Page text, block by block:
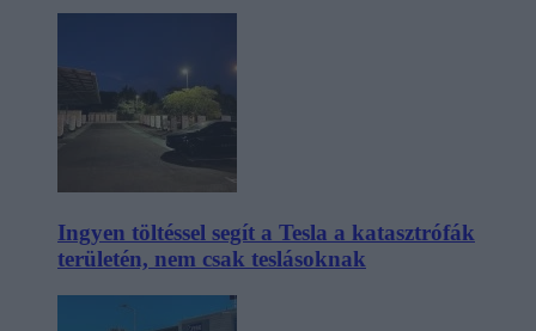
Ingyen töltéssel segít a Tesla a katasztrófák
területén, nem csak teslásoknak